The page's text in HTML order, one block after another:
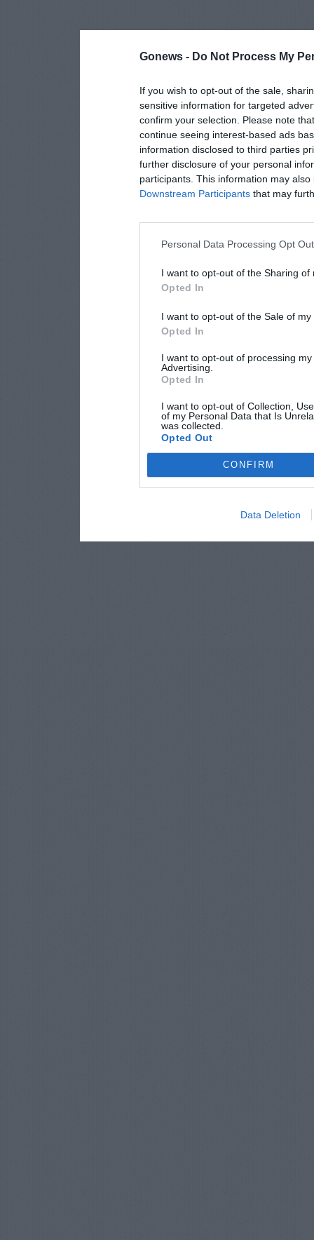
Gonews - Do Not Process My
If you wish to opt-out of the sale,
sensitive information for targeted
confirm your selection. Please note
continue seeing interest-based ads
information disclosed to third parties
further disclosure of your personal
participants. This information may
Downstream Participants that may
Personal Data Processing Opt
I want to opt-out of the Sharing of
Opted In
I want to opt-out of the Sale of
Opted In
I want to opt-out of processing
Advertising.
Opted In
I want to opt-out of Collection,
of my Personal Data that Is
was collected.
Opted Out
CONFIRM
Data Deletion